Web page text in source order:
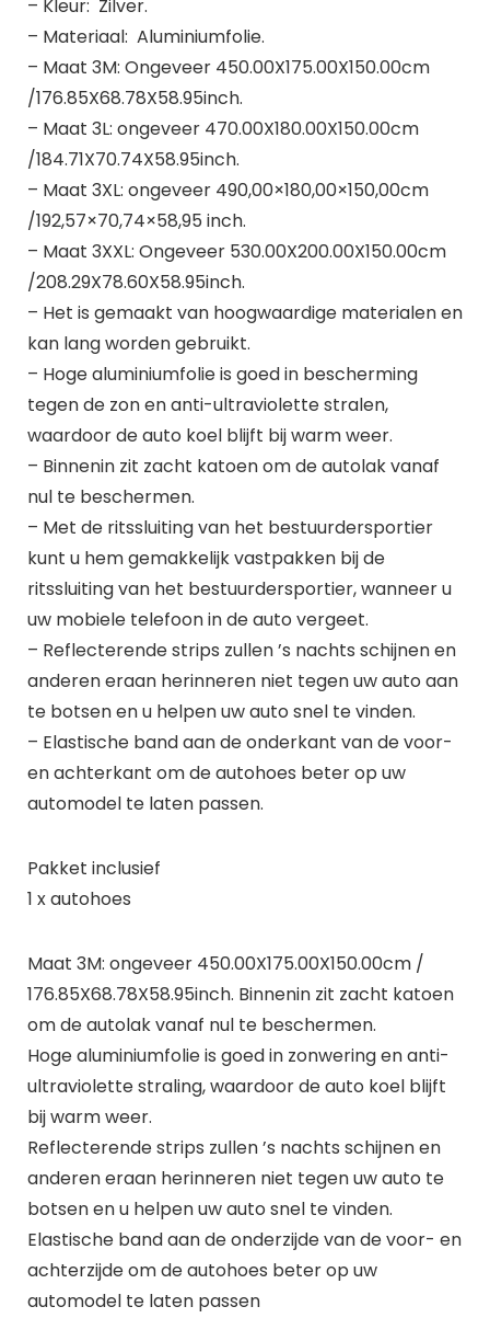
– Kleur: Zilver.
– Materiaal: Aluminiumfolie.
– Maat 3M: Ongeveer 450.00X175.00X150.00cm
/176.85X68.78X58.95inch.
– Maat 3L: ongeveer 470.00X180.00X150.00cm
/184.71X70.74X58.95inch.
– Maat 3XL: ongeveer 490,00×180,00×150,00cm
/192,57×70,74×58,95 inch.
– Maat 3XXL: Ongeveer 530.00X200.00X150.00cm
/208.29X78.60X58.95inch.
– Het is gemaakt van hoogwaardige materialen en
kan lang worden gebruikt.
– Hoge aluminiumfolie is goed in bescherming
tegen de zon en anti-ultraviolette stralen,
waardoor de auto koel blijft bij warm weer.
– Binnenin zit zacht katoen om de autolak vanaf
nul te beschermen.
– Met de ritssluiting van het bestuurdersportier
kunt u hem gemakkelijk vastpakken bij de
ritssluiting van het bestuurdersportier, wanneer u
uw mobiele telefoon in de auto vergeet.
– Reflecterende strips zullen ’s nachts schijnen en
anderen eraan herinneren niet tegen uw auto aan
te botsen en u helpen uw auto snel te vinden.
– Elastische band aan de onderkant van de voor-
en achterkant om de autohoes beter op uw
automodel te laten passen.
Pakket inclusief
1 x autohoes
Maat 3M: ongeveer 450.00X175.00X150.00cm /
176.85X68.78X58.95inch. Binnenin zit zacht katoen
om de autolak vanaf nul te beschermen.
Hoge aluminiumfolie is goed in zonwering en anti-
ultraviolette straling, waardoor de auto koel blijft
bij warm weer.
Reflecterende strips zullen ’s nachts schijnen en
anderen eraan herinneren niet tegen uw auto te
botsen en u helpen uw auto snel te vinden.
Elastische band aan de onderzijde van de voor- en
achterzijde om de autohoes beter op uw
automodel te laten passen